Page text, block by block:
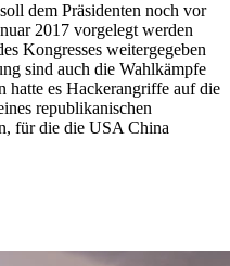
dem Präsidenten noch vor
2017 vorgelegt werden
Kongresses weitergegeben
sind auch die Wahlkämpfe
hatte es Hackerangriffe auf die
republikanischen
für die die USA China